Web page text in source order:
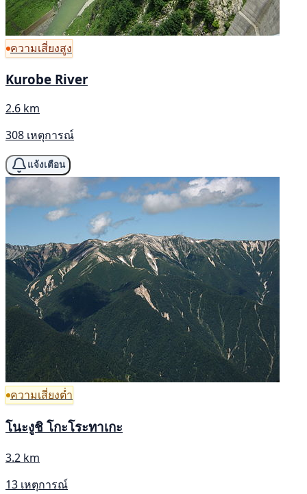
ความเสี่ยงสูง
Kurobe River
2.6 km
308 เหตุการณ์
แจ้งเตือน
ความเสี่ยงต่ำ
โนะงูชิ โกะโระทาเกะ
3.2 km
13 เหตุการณ์